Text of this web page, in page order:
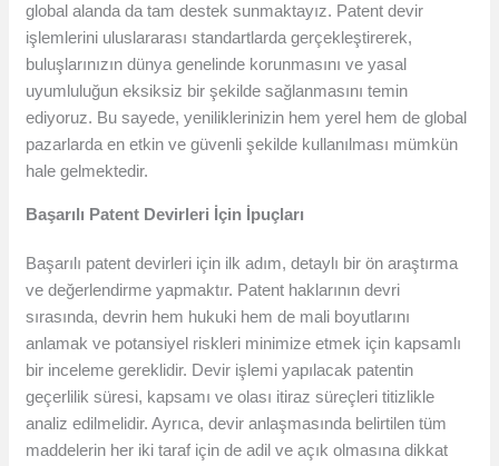
global alanda da tam destek sunmaktayız. Patent devir
işlemlerini uluslararası standartlarda gerçekleştirerek,
buluşlarınızın dünya genelinde korunmasını ve yasal
uyumluluğun eksiksiz bir şekilde sağlanmasını temin
ediyoruz. Bu sayede, yeniliklerinizin hem yerel hem de global
pazarlarda en etkin ve güvenli şekilde kullanılması mümkün
hale gelmektedir.
Başarılı Patent Devirleri İçin İpuçları
Başarılı patent devirleri için ilk adım, detaylı bir ön araştırma
ve değerlendirme yapmaktır. Patent haklarının devri
sırasında, devrin hem hukuki hem de mali boyutlarını
anlamak ve potansiyel riskleri minimize etmek için kapsamlı
bir inceleme gereklidir. Devir işlemi yapılacak patentin
geçerlilik süresi, kapsamı ve olası itiraz süreçleri titizlikle
analiz edilmelidir. Ayrıca, devir anlaşmasında belirtilen tüm
maddelerin her iki taraf için de adil ve açık olmasına dikkat